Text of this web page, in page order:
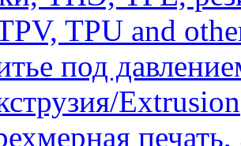
TPU and
под
Extrusion